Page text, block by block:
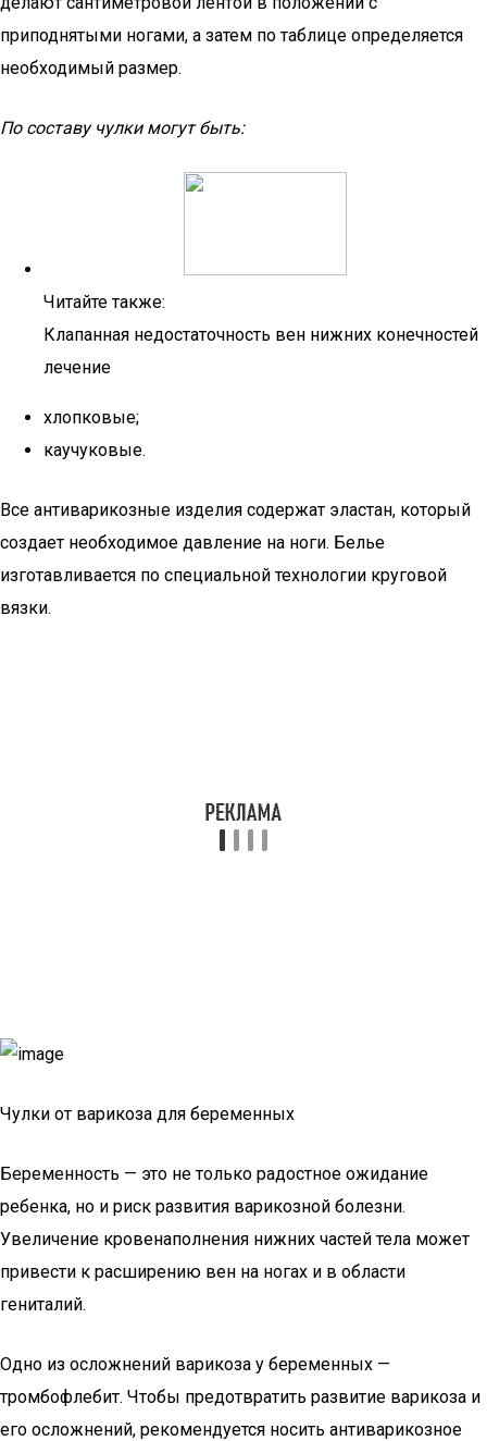
приподнятыми ногами, а затем по таблице определяется
необходимый размер.
По составу чулки могут быть:
Читайте также:
Клапанная недостаточность вен нижних конечностей
лечение
хлопковые;
каучуковые.
Все антиварикозные изделия содержат эластан, который
создает необходимое давление на ноги. Белье
изготавливается по специальной технологии круговой
вязки.
Чулки от варикоза для беременных
Беременность — это не только радостное ожидание
ребенка, но и риск развития варикозной болезни.
Увеличение кровенаполнения нижних частей тела может
привести к расширению вен на ногах и в области
гениталий.
Одно из осложнений варикоза у беременных —
тромбофлебит. Чтобы предотвратить развитие варикоза и
его осложнений, рекомендуется носить антиварикозное